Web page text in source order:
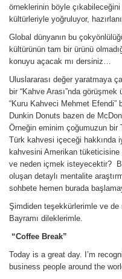
örneklerinin böyle
kültürleriyle yoğruluyor,
Global dünyanın bu
kültürünün tam bir ürünü
konuyu açacak mı dersiniz…
Uluslararası değer yaratmaya
bir “Kahve Arası”nda
“Kuru Kahveci Mehmet Efendi”
Dunkin Donuts bazen de
Örneğin eminim çoğumuzun
Türk kahvesi içeceği hakkında
kahvesini Amerikan
ve neden içmek isteyecektir?
oluşan detaylı mentalite
sohbete hemen burada
Şimdiden teşekkürlerimle ve de
Bayramı dileklerimle.
“Coffee Break”
Today is a great day. I’m
business people around the